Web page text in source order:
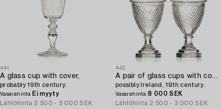
441
A glass cup with cover,
probably 19th century.
Vasarahinta Ei myyty
Lähtöhinta 2 500 - 3 000 SEK
442
A pair of glass cups with covers,
possibly Ireland, 19th century.
Vasarahinta 8 000 SEK
Lähtöhinta 2 500 - 3 000 SEK